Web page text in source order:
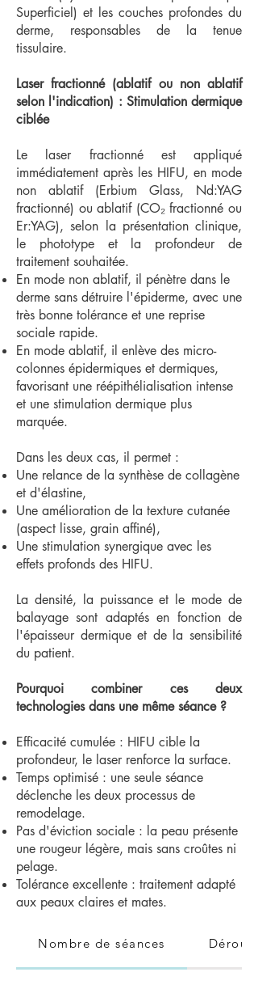
Superficiel) et les couches profondes du
derme, responsables de la tenue
tissulaire.
Laser fractionné (ablatif ou non ablatif
selon l'indication) : Stimulation dermique
ciblée
Le laser fractionné est appliqué
immédiatement après les HIFU, en mode
non ablatif (Erbium Glass, Nd:YAG
fractionné) ou ablatif (CO₂ fractionné ou
Er:YAG), selon la présentation clinique,
le phototype et la profondeur de
traitement souhaitée.
En mode non ablatif, il pénètre dans le
derme sans détruire l'épiderme, avec une
très bonne tolérance et une reprise
sociale rapide.
En mode ablatif, il enlève des micro-
colonnes épidermiques et dermiques,
favorisant une réépithélialisation intense
et une stimulation dermique plus
marquée.
Dans les deux cas, il permet :
Une relance de la synthèse de collagène
et d'élastine,
Une amélioration de la texture cutanée
(aspect lisse, grain affiné),
Une stimulation synergique avec les
effets profonds des HIFU.
La densité, la puissance et le mode de
balayage sont adaptés en fonction de
l'épaisseur dermique et de la sensibilité
du patient.
Pourquoi combiner ces deux
technologies dans une même séance ?
Efficacité cumulée : HIFU cible la
profondeur, le laser renforce la surface.
Temps optimisé : une seule séance
déclenche les deux processus de
remodelage.
Pas d'éviction sociale : la peau présente
une rougeur légère, mais sans croûtes ni
pelage.
Tolérance excellente : traitement adapté
aux peaux claires et mates.
Nombre de séances